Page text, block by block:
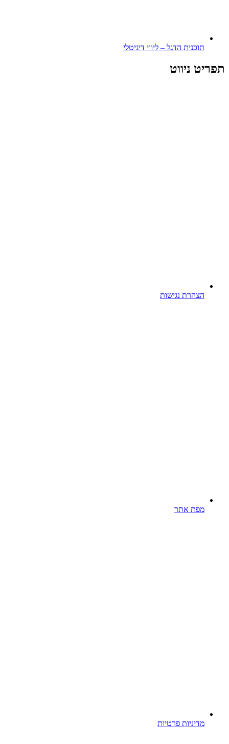
תוכנית הדגל – ליווי דיגיטלי
תפריט ניווט
הצהרת נגישות
מפת אתר
מדיניות פרטיות